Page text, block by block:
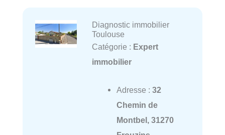
Diagnostic immobilier
Toulouse
Catégorie : Expert
immobilier
Adresse : 32
Chemin de
Montbel, 31270